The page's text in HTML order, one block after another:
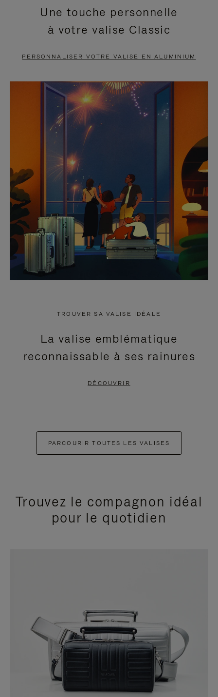
EN
PAUSE,
APPUYEZ
POUR
METTRE
PAUSE
VIDÉO
EST
DÉSACTIVÉ.
CLIQUER
POUR
RÉACTIVER
LE
SON
Une touche personnelle
à votre valise Classic
PERSONNALISER VOTRE VALISE EN ALUMINIUM
TROUVER SA VALISE IDÉALE
La valise emblématique
reconnaissable à ses rainures
DÉCOUVRIR
PARCOURIR TOUTES LES VALISES
Trouvez le compagnon idéal
pour le quotidien